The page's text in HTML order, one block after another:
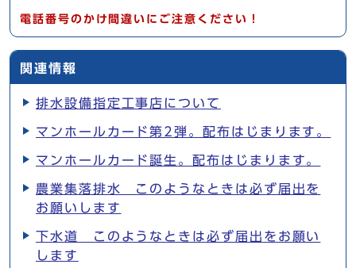
電話番号のかけ間違いにご注意ください！
関連情報
排水設備指定工事店について
マンホールカード第2弾。配布はじまります。
マンホールカード誕生。配布はじまります。
農業集落排水 このようなときは必ず届出を
お願いします
下水道 このようなときは必ず届出をお願い
します